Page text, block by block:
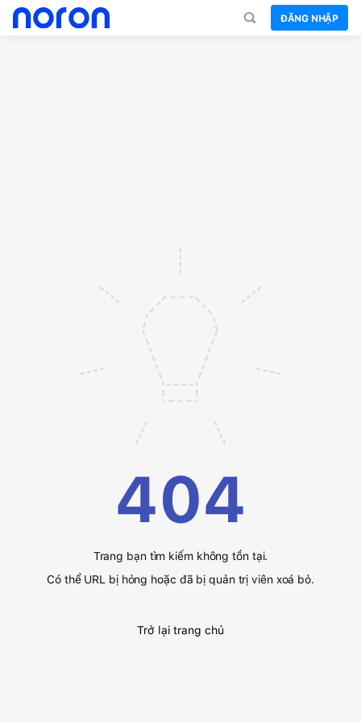
ĐĂNG NHẬP
404
Trang bạn tìm kiếm không tồn tại.
Có thể URL bị hỏng hoặc đã bị quản trị viên xoá bỏ.
Trở lại trang chủ